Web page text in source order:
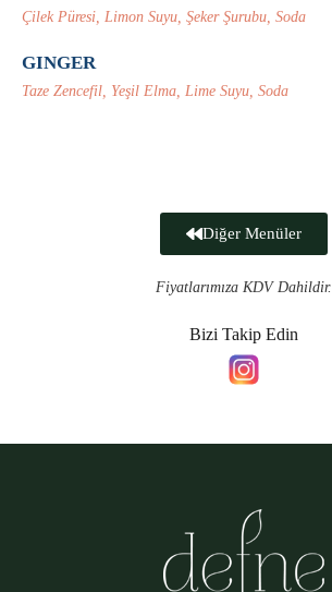
Çilek Püresi, Limon Suyu, Şeker Şurubu, Soda
GINGER
Taze Zencefil, Yeşil Elma, Lime Suyu, Soda
Diğer Menüler
Fiyatlarımıza KDV Dahildir.
Bizi Takip Edin